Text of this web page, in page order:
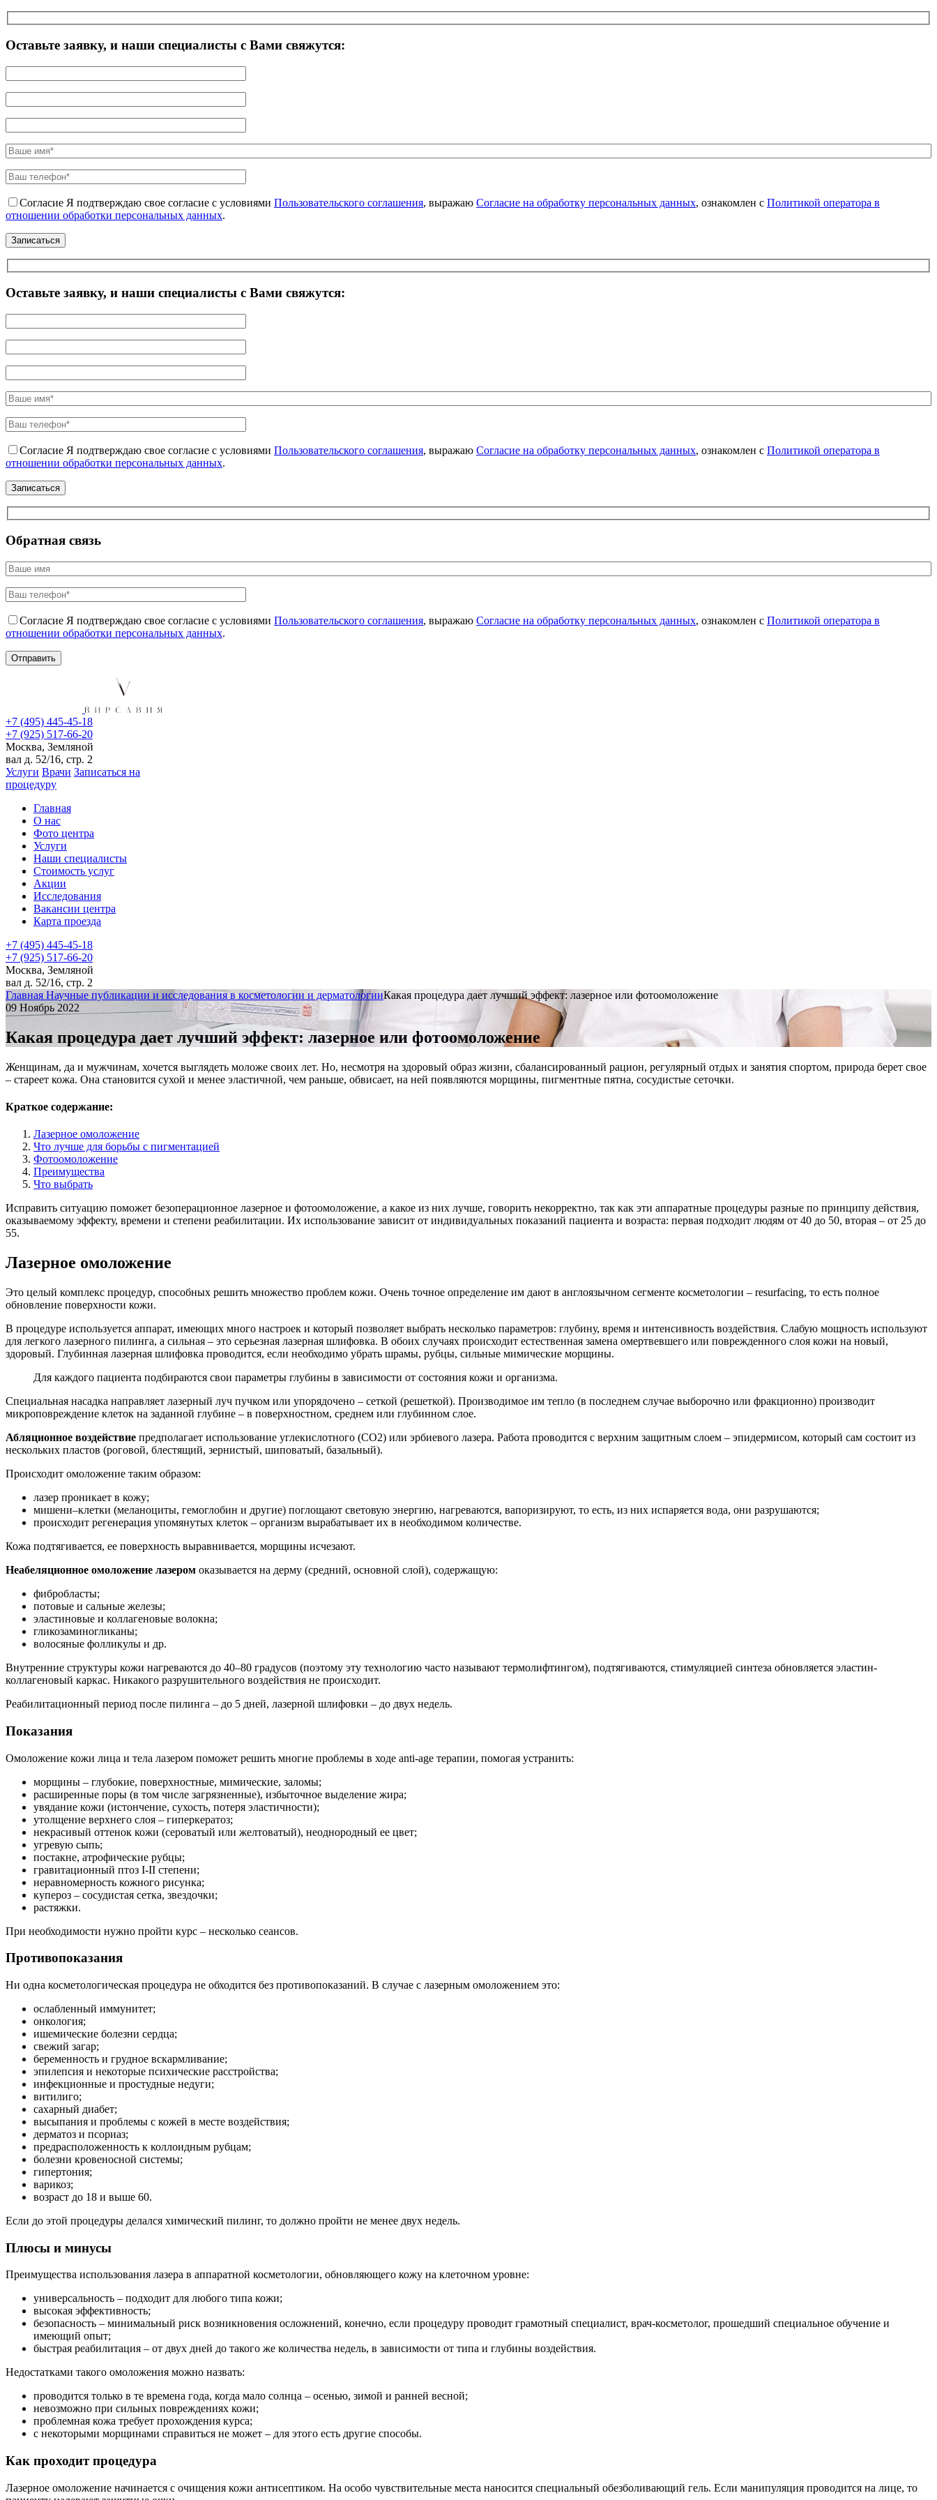
Оставьте заявку, и наши специалисты с Вами свяжутся:
Согласие Я подтверждаю свое согласие с условиями Пользовательского соглашения, выражаю Согласие на обработку персональных данных, ознакомлен с Политикой оператора в
отношении обработки персональных данных.
Оставьте заявку, и наши специалисты с Вами свяжутся:
Согласие Я подтверждаю свое согласие с условиями Пользовательского соглашения, выражаю Согласие на обработку персональных данных, ознакомлен с Политикой оператора в
отношении обработки персональных данных.
Обратная связь
Согласие Я подтверждаю свое согласие с условиями Пользовательского соглашения, выражаю Согласие на обработку персональных данных, ознакомлен с Политикой оператора в
отношении обработки персональных данных.
+7 (495) 445-45-18
+7 (925) 517-66-20
Москва, Земляной
вал д. 52/16, стр. 2
Услуги Врачи Записаться на
процедуру
Главная
О нас
Фото центра
Услуги
Наши специалисты
Стоимость услуг
Акции
Исследования
Вакансии центра
Карта проезда
+7 (495) 445-45-18
+7 (925) 517-66-20
Москва, Земляной
вал д. 52/16, стр. 2
Главная Научные публикации и исследования в косметологии и дерматологииКакая процедура дает лучший эффект: лазерное или фотоомоложение
09 Ноябрь 2022
Какая процедура дает лучший эффект: лазерное или фотоомоложение
Женщинам, да и мужчинам, хочется выглядеть моложе своих лет. Но, несмотря на здоровый образ жизни, сбалансированный рацион, регулярный отдых и занятия спортом, природа берет свое
– стареет кожа. Она становится сухой и менее эластичной, чем раньше, обвисает, на ней появляются морщины, пигментные пятна, сосудистые сеточки.
Краткое содержание:
Лазерное омоложение
Что лучше для борьбы с пигментацией
Фотоомоложение
Преимущества
Что выбрать
Исправить ситуацию поможет безоперационное лазерное и фотоомоложение, а какое из них лучше, говорить некорректно, так как эти аппаратные процедуры разные по принципу действия,
оказываемому эффекту, времени и степени реабилитации. Их использование зависит от индивидуальных показаний пациента и возраста: первая подходит людям от 40 до 50, вторая – от 25 до
55.
Лазерное омоложение
Это целый комплекс процедур, способных решить множество проблем кожи. Очень точное определение им дают в англоязычном сегменте косметологии – resurfacing, то есть полное
обновление поверхности кожи.
В процедуре используется аппарат, имеющих много настроек и который позволяет выбрать несколько параметров: глубину, время и интенсивность воздействия. Слабую мощность используют
для легкого лазерного пилинга, а сильная – это серьезная лазерная шлифовка. В обоих случаях происходит естественная замена омертвевшего или поврежденного слоя кожи на новый,
здоровый. Глубинная лазерная шлифовка проводится, если необходимо убрать шрамы, рубцы, сильные мимические морщины.
Для каждого пациента подбираются свои параметры глубины в зависимости от состояния кожи и организма.
Специальная насадка направляет лазерный луч пучком или упорядочено – сеткой (решеткой). Производимое им тепло (в последнем случае выборочно или фракционно) производит
микроповреждение клеток на заданной глубине – в поверхностном, среднем или глубинном слое.
Абляционное воздействие предполагает использование углекислотного (СО2) или эрбиевого лазера. Работа проводится с верхним защитным слоем – эпидермисом, который сам состоит из
нескольких пластов (роговой, блестящий, зернистый, шиповатый, базальный).
Происходит омоложение таким образом:
лазер проникает в кожу;
мишени–клетки (меланоциты, гемоглобин и другие) поглощают световую энергию, нагреваются, вапоризируют, то есть, из них испаряется вода, они разрушаются;
происходит регенерация упомянутых клеток – организм вырабатывает их в необходимом количестве.
Кожа подтягивается, ее поверхность выравнивается, морщины исчезают.
Неабеляционное омоложение лазером оказывается на дерму (средний, основной слой), содержащую:
фибробласты;
потовые и сальные железы;
эластиновые и коллагеновые волокна;
гликозаминогликаны;
волосяные фолликулы и др.
Внутренние структуры кожи нагреваются до 40–80 градусов (поэтому эту технологию часто называют термолифтингом), подтягиваются, стимуляцией синтеза обновляется эластин-
коллагеновый каркас. Никакого разрушительного воздействия не происходит.
Реабилитационный период после пилинга – до 5 дней, лазерной шлифовки – до двух недель.
Показания
Омоложение кожи лица и тела лазером поможет решить многие проблемы в ходе anti-age терапии, помогая устранить:
морщины – глубокие, поверхностные, мимические, заломы;
расширенные поры (в том числе загрязненные), избыточное выделение жира;
увядание кожи (истончение, сухость, потеря эластичности);
утолщение верхнего слоя – гиперкератоз;
некрасивый оттенок кожи (сероватый или желтоватый), неоднородный ее цвет;
угревую сыпь;
постакне, атрофические рубцы;
гравитационный птоз I-II степени;
неравномерность кожного рисунка;
купероз – сосудистая сетка, звездочки;
растяжки.
При необходимости нужно пройти курс – несколько сеансов.
Противопоказания
Ни одна косметологическая процедура не обходится без противопоказаний. В случае с лазерным омоложением это:
ослабленный иммунитет;
онкология;
ишемические болезни сердца;
свежий загар;
беременность и грудное вскармливание;
эпилепсия и некоторые психические расстройства;
инфекционные и простудные недуги;
витилиго;
сахарный диабет;
высыпания и проблемы с кожей в месте воздействия;
дерматоз и псориаз;
предрасположенность к коллоидным рубцам;
болезни кровеносной системы;
гипертония;
варикоз;
возраст до 18 и выше 60.
Если до этой процедуры делался химический пилинг, то должно пройти не менее двух недель.
Плюсы и минусы
Преимущества использования лазера в аппаратной косметологии, обновляющего кожу на клеточном уровне:
универсальность – подходит для любого типа кожи;
высокая эффективность;
безопасность – минимальный риск возникновения осложнений, конечно, если процедуру проводит грамотный специалист, врач-косметолог, прошедший специальное обучение и
имеющий опыт;
быстрая реабилитация – от двух дней до такого же количества недель, в зависимости от типа и глубины воздействия.
Недостатками такого омоложения можно назвать:
проводится только в те времена года, когда мало солнца – осенью, зимой и ранней весной;
невозможно при сильных повреждениях кожи;
проблемная кожа требует прохождения курса;
с некоторыми морщинами справиться не может – для этого есть другие способы.
Как проходит процедура
Лазерное омоложение начинается с очищения кожи антисептиком. На особо чувствительные места наносится специальный обезболивающий гель. Если манипуляция проводится на лице, то